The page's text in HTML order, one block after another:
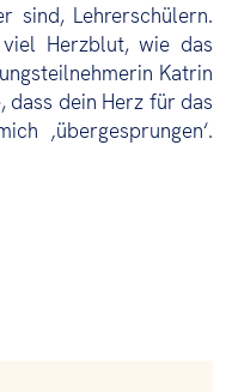
sind, Lehrerschülern.
Herzblut, wie das
Katrin
dass dein Herz für das
‚übergesprungen‘.